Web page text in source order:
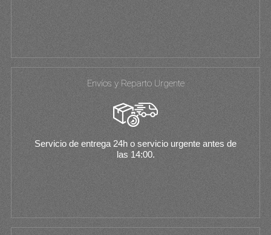
Envíos y Reparto Urgente
Servicio de entrega 24h o servicio urgente antes de
las 14:00.